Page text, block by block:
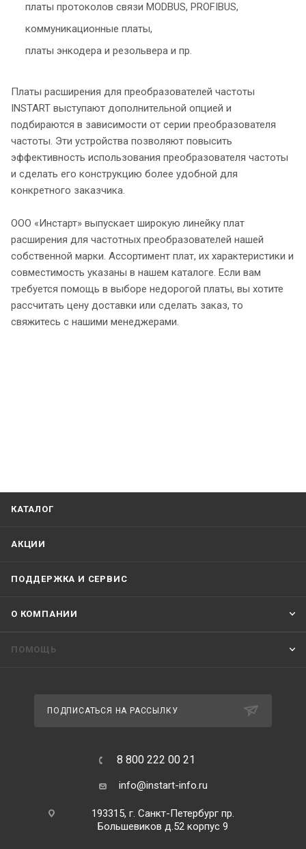
платы протоколов связи MODBUS, PROFIBUS,
коммуникационные платы,
платы энкодера и резольвера и пр.
Платы расширения для преобразователей частоты
INSTART выступают дополнительной опцией и
подбираются в зависимости от серии преобразователя
частоты. Эти устройства позволяют повысить
эффективность использования преобразователя частоты
и сделать его конструкцию более удобной для
конкретного заказчика.
ООО «Инстарт» выпускает широкую линейку плат
расширения для частотных преобразователей нашей
собственной марки. Ассортимент плат, их характеристики и
совместимость указаны в нашем каталоге. Если вам
требуется помощь в выборе недорогой платы, вы хотите
рассчитать цену доставки или сделать заказ, то
свяжитесь с нашими менеджерами.
КАТАЛОГ
АКЦИИ
ПОДДЕРЖКА И СЕРВИС
О КОМПАНИИ
ПОМОЩЬ
ПОДПИСАТЬСЯ НА РАССЫЛКУ
8 800 222 00 21
info@instart-info.ru
193315, г. Санкт-Петербург пр.
Большевиков д.52 корпус 9